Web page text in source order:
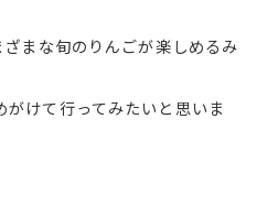
まな旬のりんごが楽しめるみ
けて行ってみたいと思いま